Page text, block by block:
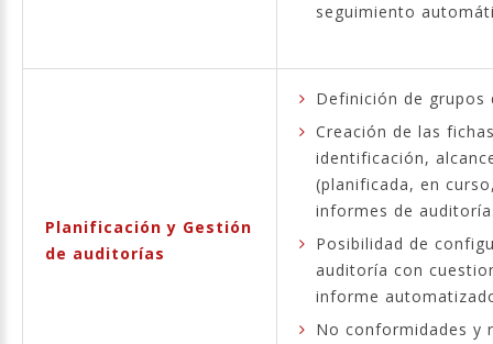
seguimiento
Planificación y Gestión
de auditorías
Definición de
Creación de las
identificación,
(planificada, en
informes de
Posibilidad de
auditoría con
informe
No conformidades y